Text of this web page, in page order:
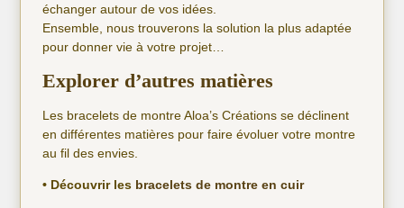
échanger autour de vos idées.
Ensemble, nous trouverons la solution la plus adaptée
pour donner vie à votre projet…
Explorer d’autres matières
Les bracelets de montre Aloa’s Créations se déclinent
en différentes matières pour faire évoluer votre montre
au fil des envies.
• Découvrir les bracelets de montre en cuir